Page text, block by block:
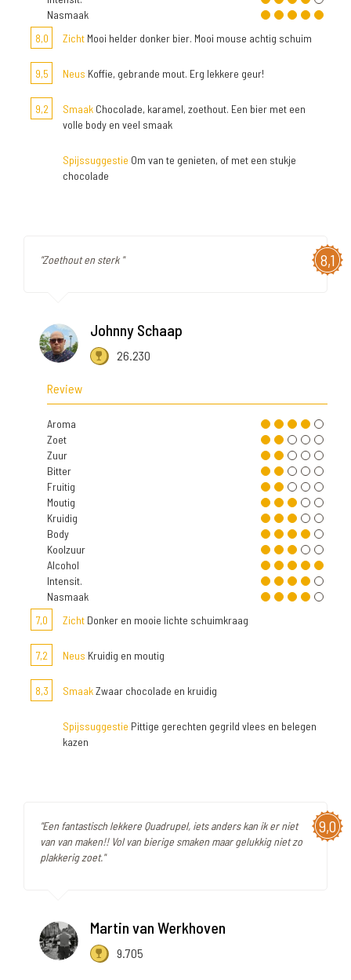
Nasmaak
8,0
Zicht Mooi helder donker bier. Mooi mouse achtig schuim
9,5 Neus Koffie, gebrande mout. Erg lekkere geur!
9,2 Smaak Chocolade, karamel, zoethout. Een bier met een
volle body en veel smaak
Spijssuggestie Om van te genieten, of met een stukje
chocolade
8,1
"Zoethout en sterk "
Johnny Schaap
26.230
Review
Aroma
Zoet
Zuur
Bitter
Fruitig
Moutig
Kruidig
Body
Koolzuur
Alcohol
Intensit.
Nasmaak
7,0
Zicht Donker en mooie lichte schuimkraag
7,2 Neus Kruidig en moutig
8,3 SmaakZwaar chocolade en kruidig
Spijssuggestie Pittige gerechten gegrild vlees en belegen
kazen
9,0
"Een fantastisch lekkere Quadrupel, iets anders kan ik er niet
van van maken!! Vol van bierige smaken maar gelukkig niet zo
plakkerig zoet."
Martin van Werkhoven
9.705